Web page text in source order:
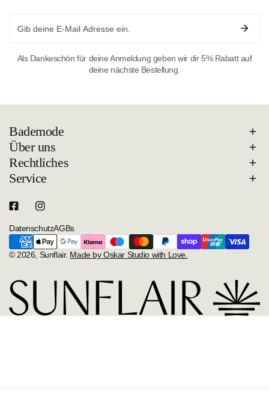
Als Dankeschön für deine Anmeldung geben wir dir 5% Rabatt auf
deine nächste Bestellung.
Bademode
Über uns
Rechtliches
Service
© 2026, Sunflair. Made by Oskar Studio with Love.
DatenschutzAGBs
Zahlungsarten